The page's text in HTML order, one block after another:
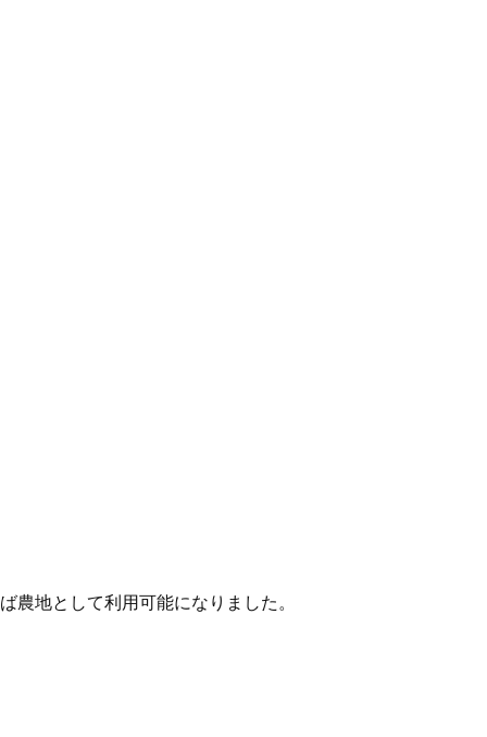
農地として利用可能になりました。